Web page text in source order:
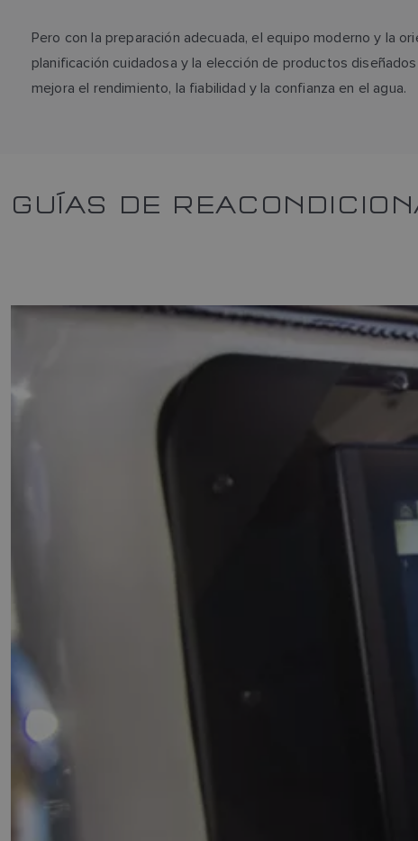
Pero con la preparación adecuada, el equipo moderno y la
planificación cuidadosa y la elección de productos
mejora el rendimiento, la fiabilidad y la confianza en el agua.
GUÍAS DE